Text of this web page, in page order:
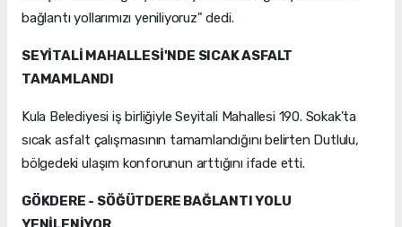
bağlantı yollarımızı yeniliyoruz" dedi.
SEYİTALİ MAHALLESİ'NDE SICAK ASFALT
TAMAMLANDI
Kula Belediyesi iş birliğiyle Seyitali Mahallesi 190. Sokak'ta
sıcak asfalt çalışmasının tamamlandığını belirten Dutlulu,
bölgedeki ulaşım konforunun arttığını ifade etti.
GÖKDERE - SÖĞÜTDERE BAĞLANTI YOLU